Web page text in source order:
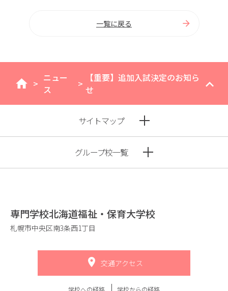
一覧に戻る
home
> ニュー
ス
>
【重要】追加入試決定のお知ら
せ
サイトマップ
グループ校一覧
専門学校北海道福祉・保育大学校
札幌市中央区南3条西1丁目
交通アクセス